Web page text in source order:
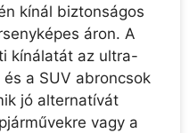
kínál biztonságos
áron. A
kínálatát az ultra-
a SUV abroncsok
jó alternatívát
vagy a